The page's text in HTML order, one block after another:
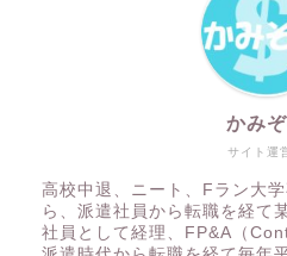
サイト運
かみ
高校中退、ニート、Fラン大
ら、派遣社員から転職を経て
社員として経理、FP&A（